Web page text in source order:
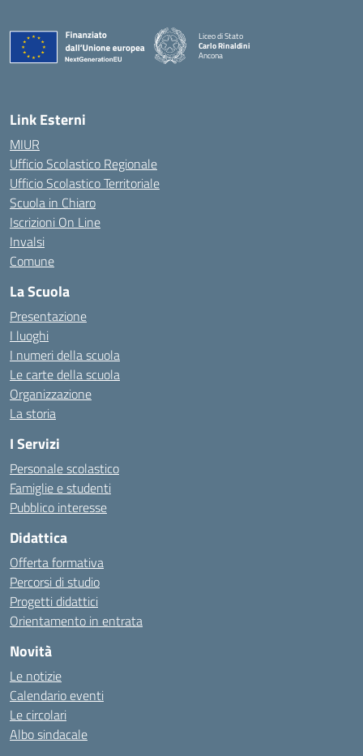
Liceo di Stato
Carlo Rinaldini
Ancona
Link Esterni
MIUR
Ufficio Scolastico Regionale
Ufficio Scolastico Territoriale
Scuola in Chiaro
Iscrizioni On Line
Invalsi
Comune
La Scuola
Presentazione
I luoghi
I numeri della scuola
Le carte della scuola
Organizzazione
La storia
I Servizi
Personale scolastico
Famiglie e studenti
Pubblico interesse
Didattica
Offerta formativa
Percorsi di studio
Progetti didattici
Orientamento in entrata
Novità
Le notizie
Calendario eventi
Le circolari
Albo sindacale